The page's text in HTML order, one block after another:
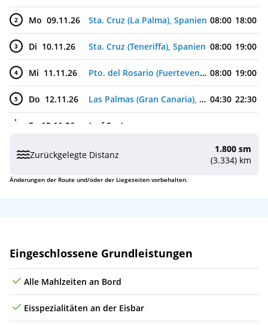
2 Mo 09.11.26 Sta. Cruz (La Palma), Spanien 08:00 18:00
3 Di 10.11.26 Sta. Cruz (Teneriffa), Spanien 08:00 19:00
4 Mi 11.11.26 Pto. del Rosario (Fuerteventura), Spanien 08:00 19:00
5 Do 12.11.26 Las Palmas (Gran Canaria), Spanien 04:30 22:30
Fr 13.11.26 (auf See)
6 Sa 14.11.26 Agadir, Marokko 08:00 22:00
7 So 15.11.26 Arrecife (Lanzarote), Spanien
9 Mi 18.11.26
Do 19.11.26
Zurückgelegte Distanz
1.800 sm
(3.334) km
Änderungen der Route und/oder der Liegezeiten vorbehalten.
Leistungen
Eingeschlossene Grundleistungen
Alle Mahlzeiten an Bord
Eisspezialitäten an der Eisbar